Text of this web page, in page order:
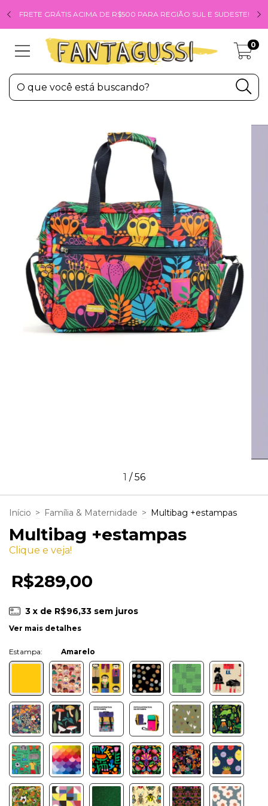
FRETE GRÁTIS ACIMA DE R$500 PARA REGIÃO SUL E SUDESTE!
0
1 /56
Início > Família & Maternidade > Multibag +estampas
Multibag +estampas
Clique e veja!
R$289,00
3 x de R$96,33 sem juros
Ver mais detalhes
Amarelo